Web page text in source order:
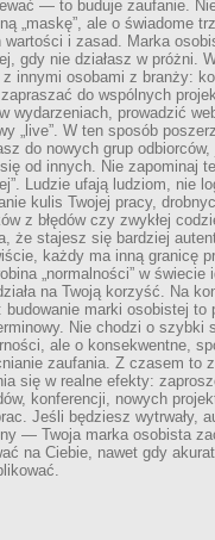
— to buduje zaufanie.
„maskę”, ale o świadome
wartości i zasad. Marka
gdy nie działasz w próżni.
z innymi osobami z branży:
do wspólnych
w wydarzeniach, prowadzić
„live”. W ten sposób
do nowych grup
od innych. Nie zapominaj
Ludzie ufają ludziom, nie
kulis Twojej pracy,
z błędów czy zwykłej
że stajesz się bardziej
każdy ma inną granicę
„normalności” w świecie
na Twoją korzyść. Na
budowanie marki osobistej to
Nie chodzi o szybki
ale o konsekwentne,
zaufania. Z czasem to
się w realne efekty:
konferencji, nowych
Jeśli będziesz wytrwały,
— Twoja marka osobista
na Ciebie, nawet gdy